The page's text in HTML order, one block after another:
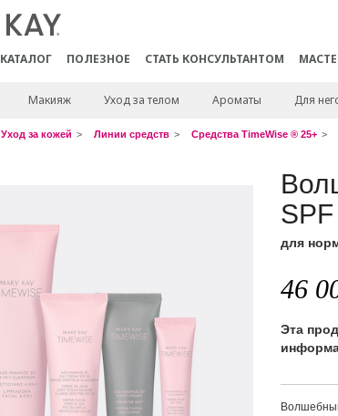
КАТАЛОГ ПОЛЕЗНОЕ СТАТЬ КОНСУЛЬТАНТОМ
Макияж Уход за телом Ароматы Для
Уход за кожей Линии средств Средства TimeWise ® 25+
для
46
Эта